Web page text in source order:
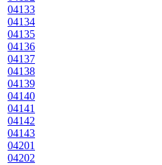
04133
04134
04135
04136
04137
04138
04139
04140
04141
04142
04143
04201
04202